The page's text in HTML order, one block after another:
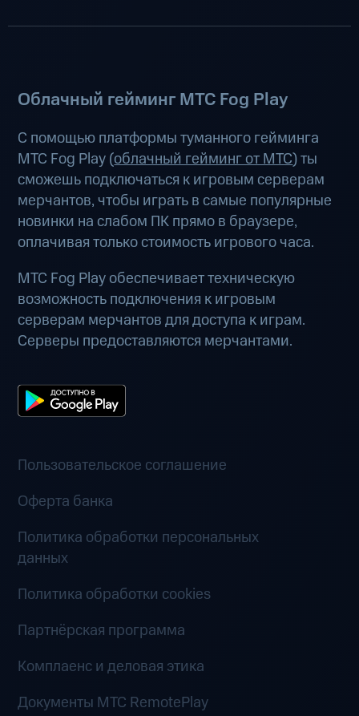
Облачный гейминг МТС Fog Play
С помощью платформы туманного гейминга
МТС Fog Play (облачный гейминг от МТС) ты
сможешь подключаться к игровым серверам
мерчантов, чтобы играть в самые популярные
новинки на слабом ПК прямо в браузере,
оплачивая только стоимость игрового часа.
МТС Fog Play обеспечивает техническую
возможность подключения к игровым
серверам мерчантов для доступа к играм.
Серверы предоставляются мерчантами.
Пользовательское соглашение
Оферта банка
Политика обработки персональных
данных
Политика обработки cookies
Партнёрская программа
Комплаенс и деловая этика
Документы MTC RemotePlay